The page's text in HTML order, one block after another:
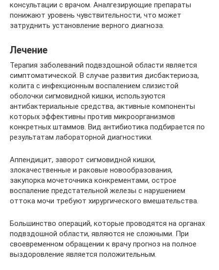
консультации с врачом. Аналгезирующие препараты
понижают уровень чувствительности, что может
затруднить установление верного диагноза.
Лечение
Терапия заболеваний подвздошной области является
симптоматической. В случае развития дисбактериоза,
колита с инфекционным воспалением слизистой
оболочки сигмовидной кишки, используются
антибактериальные средства, активные компоненты
которых эффективны против микроорганизмов
конкретных штаммов. Вид антибиотика подбирается по
результатам лабораторной диагностики.
Аппендицит, заворот сигмовидной кишки,
злокачественные и раковые новообразования,
закупорка мочеточника конкрементами, острое
воспаление предстательной железы с нарушением
оттока мочи требуют хирургического вмешательства.
Большинство операций, которые проводятся на органах
подвздошной области, являются не сложными. При
своевременном обращении к врачу прогноз на полное
выздоровление является положительным.